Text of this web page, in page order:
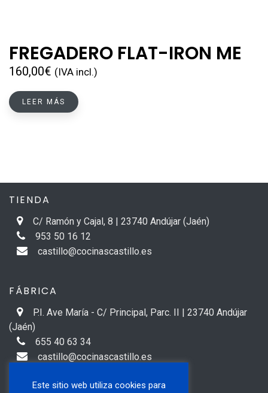
FREGADERO FLAT-IRON ME
160,00€ (IVA incl.)
LEER MÁS
TIENDA
C/ Ramón y Cajal, 8 | 23740 Andújar (Jaén)
953 50 16 12
castillo@cocinascastillo.es
FÁBRICA
P.I. Ave María - C/ Principal, Parc. II | 23740 Andújar
(Jaén)
655 40 63 34
castillo@cocinascastillo.es
Este sitio web utiliza cookies para